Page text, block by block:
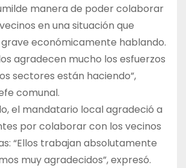
manera de poder colaborar
en una situación que
económicamente hablando.
agradecen mucho los esfuerzos
sectores están haciendo”,
comunal.
el mandatario local agradeció a
por colaborar con los vecinos
“Ellos trabajan absolutamente
muy agradecidos”, expresó.